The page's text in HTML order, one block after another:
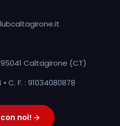
Caltagirone (CT)
C. F. : 91034080878
noi!